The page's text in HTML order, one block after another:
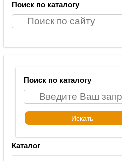
Поиск по каталогу
Поиск по каталогу
Каталог